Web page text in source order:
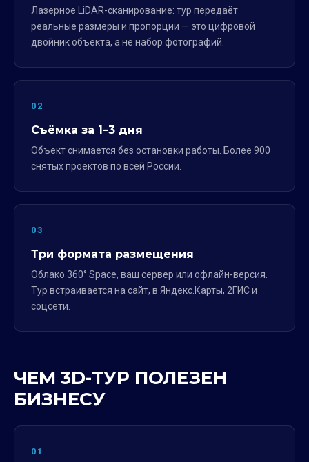
Лазерное LiDAR-сканирование: тур передаёт
реальные размеры и пропорции — это цифровой
двойник объекта, а не набор фотографий.
02
Съёмка за 1–3 дня
Объект снимается без остановки работы. Более 900
снятых проектов по всей России.
03
Три формата размещения
Облако 360° Space, ваш сервер или офлайн-версия.
Тур встраивается на сайт, в Яндекс.Карты, 2ГИС и
соцсети.
ЧЕМ 3D-ТУР ПОЛЕЗЕН
БИЗНЕСУ
01